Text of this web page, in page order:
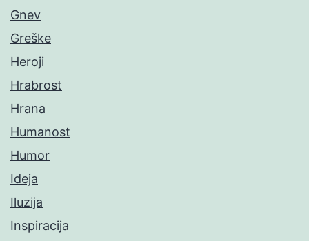
Gnev
Greške
Heroji
Hrabrost
Hrana
Humanost
Humor
Ideja
Iluzija
Inspiracija